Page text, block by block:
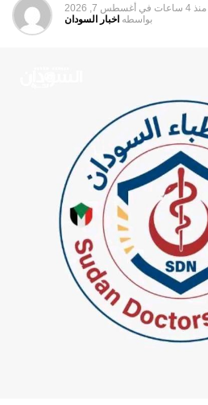
منذ 4 ساعات في أغسطس 7, 2026
بواسطه اخبار السودان